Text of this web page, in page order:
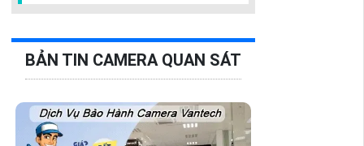
BẢN TIN CAMERA QUAN SÁT